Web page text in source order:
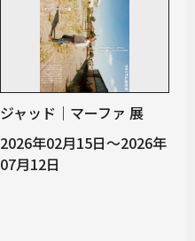
ジャッド｜マーファ 展
2026年02月15日～2026年
07月12日